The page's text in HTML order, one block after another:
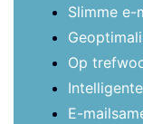
Slimme e-
Op
E-